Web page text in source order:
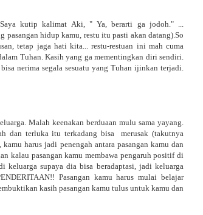
Saya kutip kalimat Aki, " Ya, berarti ga jodoh." ...
hidup kamu, restu itu pasti akan datang).So
tetap jaga hati kita... restu-restuan ini mah cuma
Tuhan. Kasih yang ga mementingkan diri sendiri.
nerima segala sesuatu yang Tuhan ijinkan terjadi.
Malah keenakan berduaan mulu sama yayang.
dan terluka itu terkadang bisa merusak (takutnya
harus jadi penengah antara pasangan kamu dan
kalau pasangan kamu membawa pengaruh positif di
keluarga supaya dia bisa beradaptasi, jadi keluarga
Pasangan kamu harus mulai belajar
kasih pasangan kamu tulus untuk kamu dan